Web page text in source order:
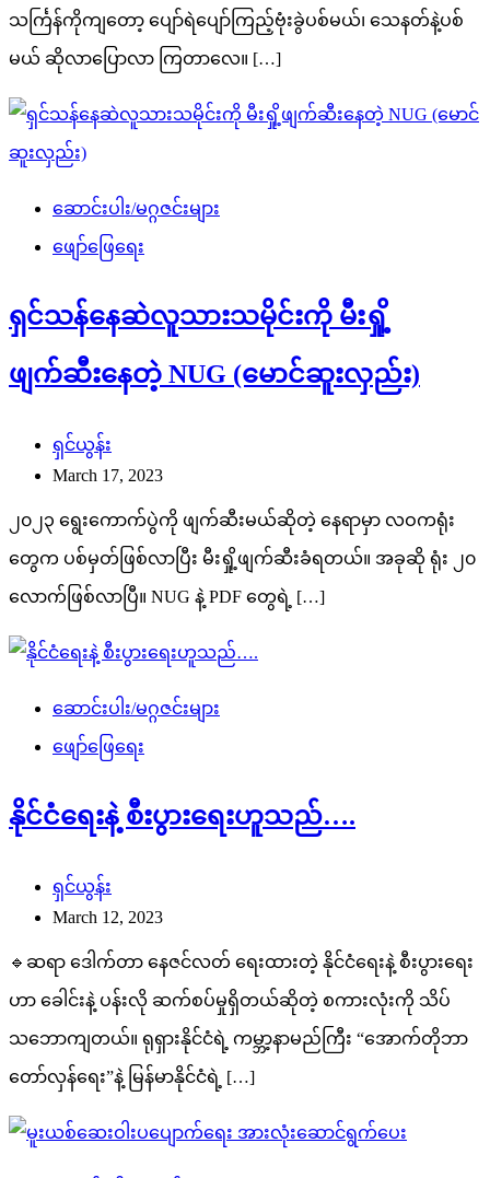
သင်္ကြန်ကိုကျတော့ ပျော်ရဲပျော်ကြည့်ဗုံးခွဲပစ်မယ်၊ သေနတ်နဲ့ပစ်
မယ် ဆိုလာပြောလာ ကြတာလေ။ […]
ဆောင်းပါး/မဂ္ဂဇင်းများ
ဖျော်ဖြေရေး
ရှင်သန်နေဆဲလူသားသမိုင်းကို မီးရှို့
ဖျက်ဆီးနေတဲ့ NUG (မောင်ဆူးလှည်း)
ရှင်ယွန်း
March 17, 2023
၂၀၂၃ ရွေးကောက်ပွဲကို ဖျက်ဆီးမယ်ဆိုတဲ့ နေရာမှာ လဝကရုံး
တွေက ပစ်မှတ်ဖြစ်လာပြီး မီးရှို့ဖျက်ဆီးခံရတယ်။ အခုဆို ရုံး ၂၀
လောက်ဖြစ်လာပြီ။ NUG နဲ့ PDF တွေရဲ့ […]
ဆောင်းပါး/မဂ္ဂဇင်းများ
ဖျော်ဖြေရေး
နိုင်ငံရေးနဲ့ စီးပွားရေးဟူသည်….
ရှင်ယွန်း
March 12, 2023
🔹ဆရာ ဒေါက်တာ နေဇင်လတ် ရေးထားတဲ့ နိုင်ငံရေးနဲ့ စီးပွားရေး
ဟာ ခေါင်းနဲ့ ပန်းလို ဆက်စပ်မှုရှိတယ်ဆိုတဲ့ စကားလုံးကို သိပ်
သဘောကျတယ်။ ရုရှားနိုင်ငံရဲ့ ကမ္ဘာ့နာမည်ကြီး “အောက်တိုဘာ
တော်လှန်ရေး”နဲ့ မြန်မာနိုင်ငံရဲ့ […]